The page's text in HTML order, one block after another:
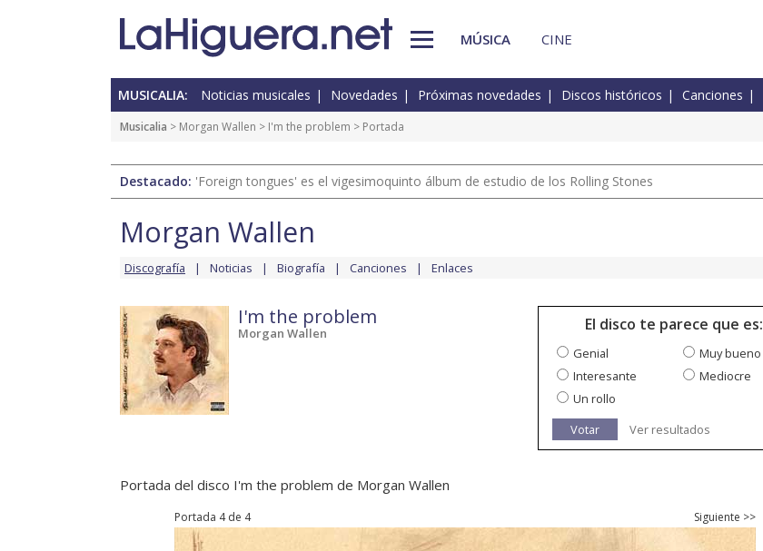
MÚSICA CINE
MUSICALIA: Noticias musicales Novedades Próximas novedades Discos históricos Canciones
Musicalia > Morgan Wallen > I'm the problem > Portada
Destacado: 'Foreign tongues' es el vigesimoquinto álbum de estudio de los Rolling Stones
Morgan Wallen
Discografía Noticias Biografía Canciones Enlaces
I'm the problem
Morgan Wallen El disco te parece que es:
Genial
Muy bueno
Interesante
Mediocre
Un rollo
Votar
Ver resultados
Portada del disco I'm the problem de Morgan Wallen
Portada 4 de 4 Siguiente >>